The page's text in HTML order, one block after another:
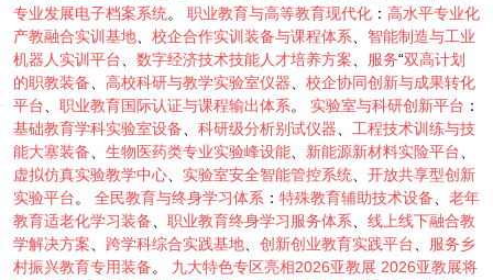
专业发展电子档案系统。 职业教育与高等教育现代化 ： 高水平专业化
产教融合实训基地
校企合作实训装备与课程体系
智能制造与工业
机器人实训平台
数字经济技术技能人才培养方案 服务“双高计划
的职教装备
高校科研与教学实验室仪器
校企协同创新与成果转化
平台
职业教育国际认证与课程输出体系。 实验室与科研创新平台 ：
基础教育学科实验室设备
科研级分析别试仪器
工程技术训练与技
能大塞装备
生物医药类专业实验峰设能 新能源新材料实险平台
虚拟仿真实验教学中心
实验室安全智能管控系统
开放共享型创新
实验平台。 全民教育与终身学习体系 ： 特殊教育辅助技术设备
老年
教育适老化学习装备
职业教育终身学习服务体系
线上线下融合教
学解决方案
跨学科综合实践基地 创新创业教育实践平台
服务乡
村振兴教育专用装备。 九大特色专区亮相2026亚教展 2026亚教展将